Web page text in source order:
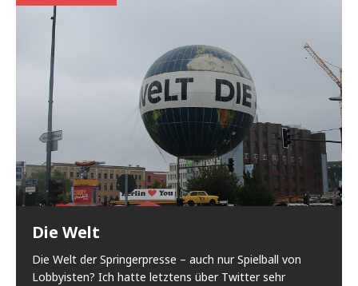
Die Welt
Die Welt der Springerpresse – auch nur Spielball von
Lobbyisten? Ich hatte letztens über Twitter sehr